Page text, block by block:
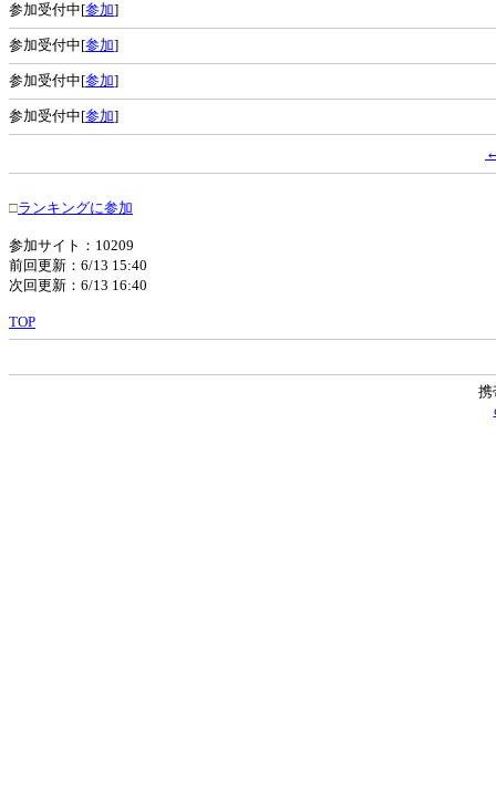
参加受付中[参加]
参加受付中[参加]
参加受付中[参加]
参加受付中[参加]
□ランキングに参加
参加サイト：10209
前回更新：6/13 15:40
次回更新：6/13 16:40
TOP
携